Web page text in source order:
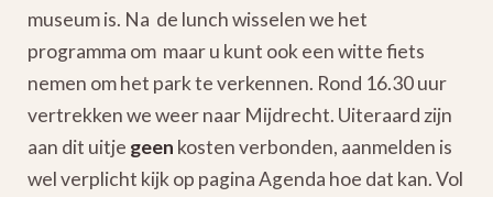
museum is. Na de lunch wisselen we het
programma om maar u kunt ook een witte fiets
nemen om het park te verkennen. Rond 16.30 uur
vertrekken we weer naar Mijdrecht. Uiteraard zijn
aan dit uitje geen kosten verbonden, aanmelden is
wel verplicht kijk op pagina Agenda hoe dat kan. Vol